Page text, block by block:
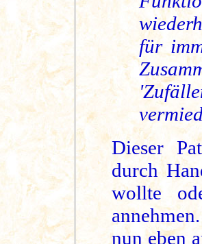
für
Dieser
durch
wollte
nun eben